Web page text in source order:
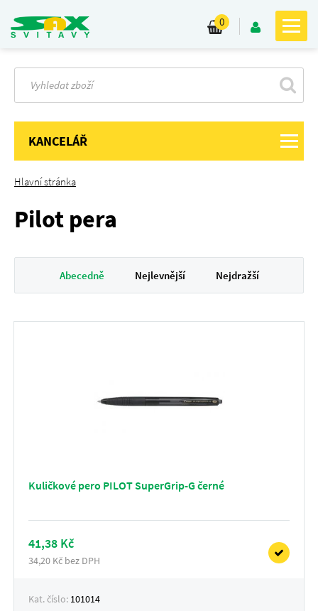
0
KANCELÁŘ
Hlavní stránka
Pilot pera
Abecedně Nejlevnější Nejdražší
Kuličkové pero PILOT SuperGrip-G černé
41,38 Kč
34,20 Kč bez DPH
Kat. číslo: 101014